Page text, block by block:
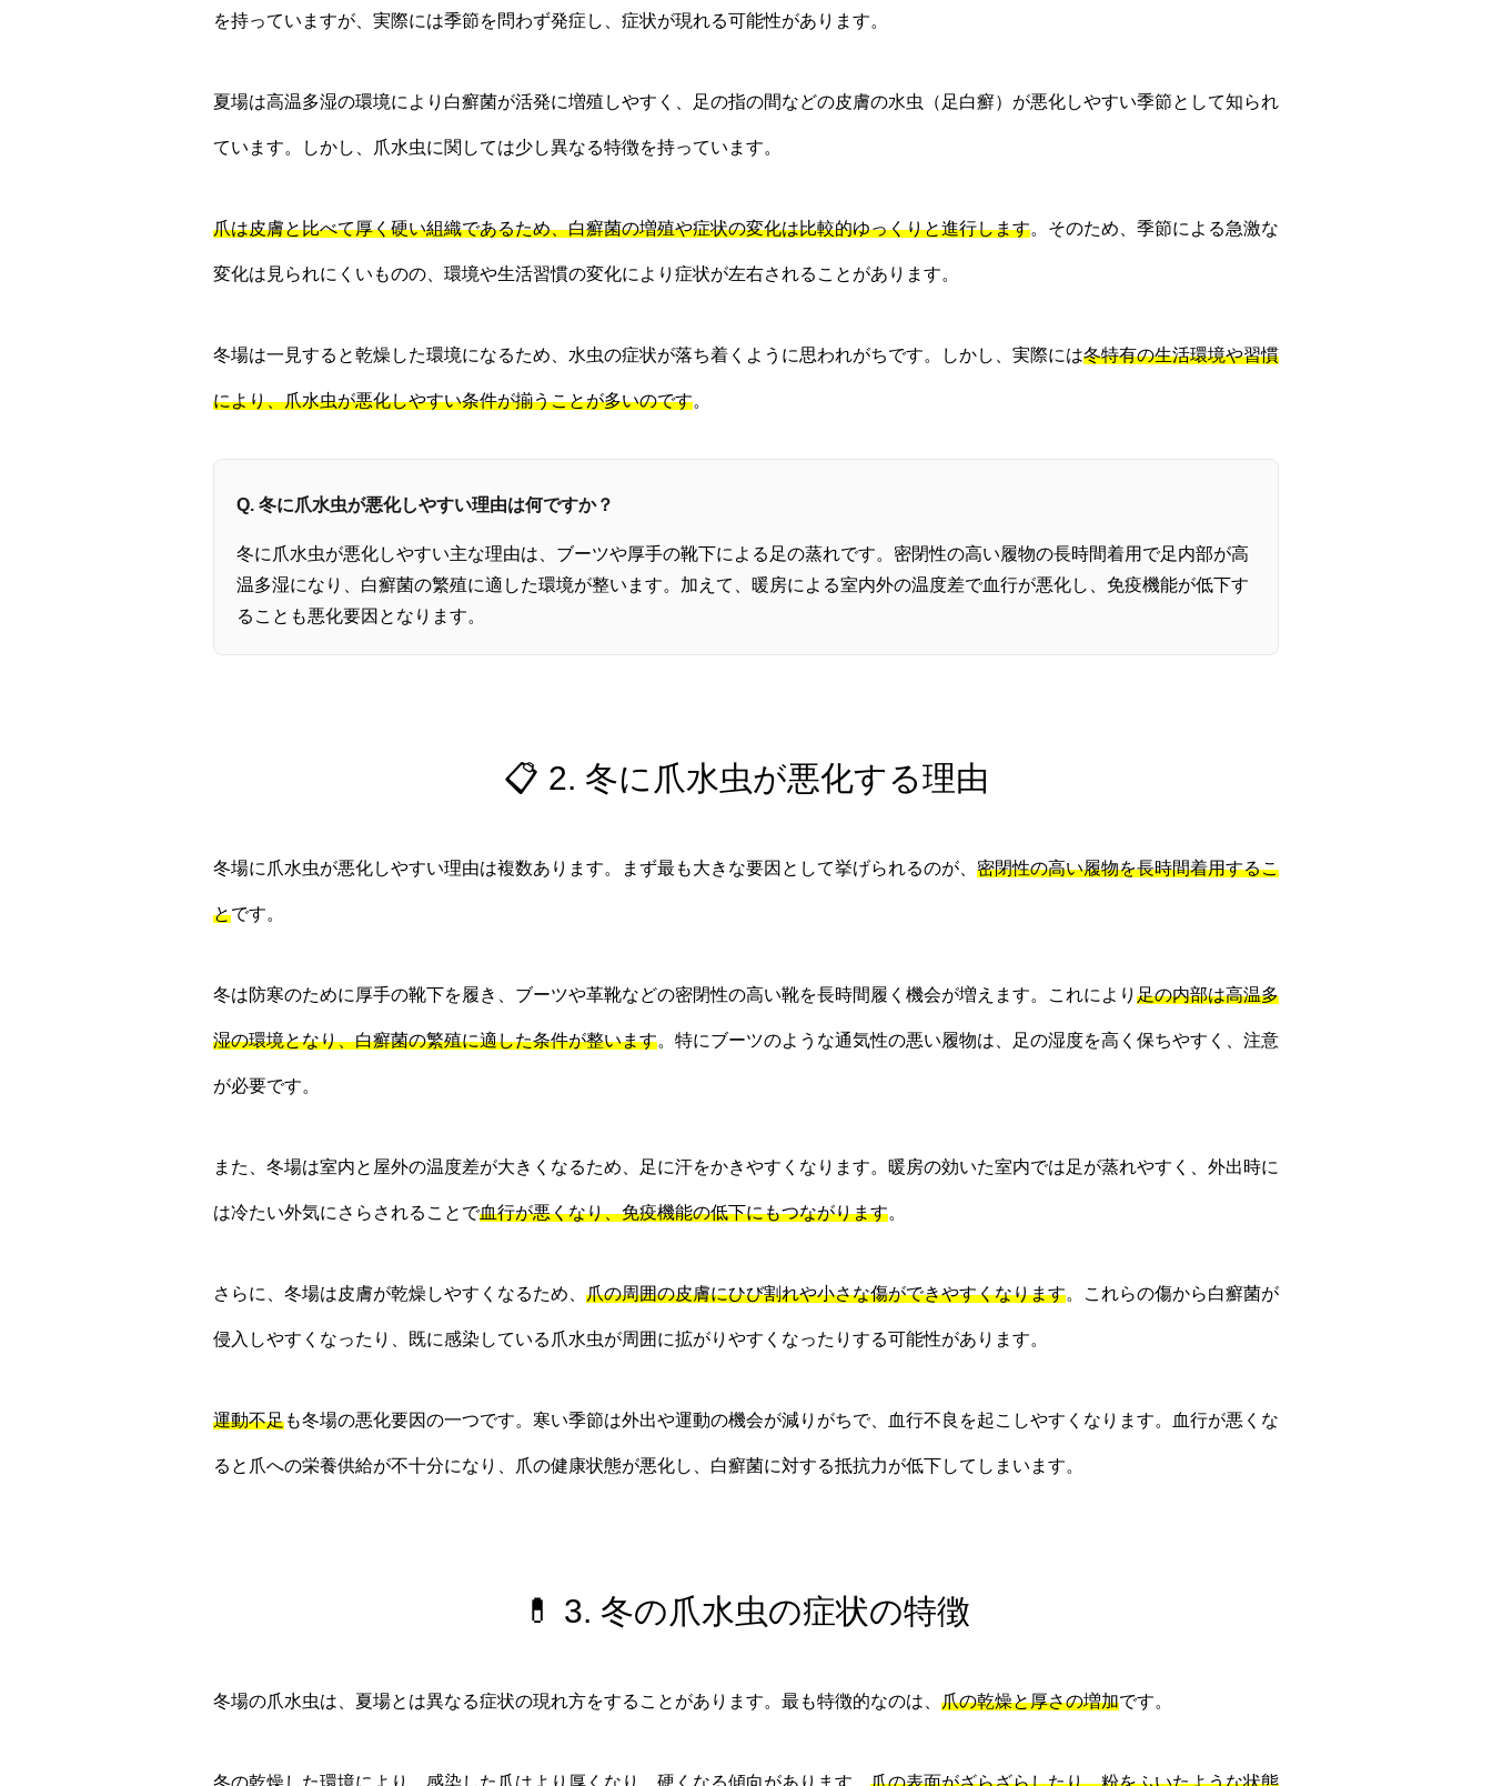
を持っていますが、実際には季節を問わず発症し、症状が現れる可能性があります。
夏場は高温多湿の環境により白癬菌が活発に増殖しやすく、足の指の間などの皮膚の水虫（足白癬）が悪化しやすい季節として知られ
ています。しかし、爪水虫に関しては少し異なる特徴を持っています。
爪は皮膚と比べて厚く硬い組織であるため、白癬菌の増殖や症状の変化は比較的ゆっくりと進行します。そのため、季節による急激な
変化は見られにくいものの、環境や生活習慣の変化により症状が左右されることがあります。
冬場は一見すると乾燥した環境になるため、水虫の症状が落ち着くように思われがちです。しかし、実際には冬特有の生活環境や習慣
により、爪水虫が悪化しやすい条件が揃うことが多いのです。
Q. 冬に爪水虫が悪化しやすい理由は何ですか？
冬に爪水虫が悪化しやすい主な理由は、ブーツや厚手の靴下による足の蒸れです。密閉性の高い履物の長時間着用で足内部が高
温多湿になり、白癬菌の繁殖に適した環境が整います。加えて、暖房による室内外の温度差で血行が悪化し、免疫機能が低下す
ることも悪化要因となります。
📋 2. 冬に爪水虫が悪化する理由
冬場に爪水虫が悪化しやすい理由は複数あります。まず最も大きな要因として挙げられるのが、 密閉性の高い履物を長時間着用するこ
とです。
冬は防寒のために厚手の靴下を履き、ブーツや革靴などの密閉性の高い靴を長時間履く機会が増えます。これにより 足の内部は高温多
湿の環境となり、白癬菌の繁殖に適した条件が整います。特にブーツのような通気性の悪い履物は、足の湿度を高く保ちやすく、注意
が必要です。
また、冬場は室内と屋外の温度差が大きくなるため、足に汗をかきやすくなります。暖房の効いた室内では足が蒸れやすく、外出時に
は冷たい外気にさらされることで血行が悪くなり、免疫機能の低下にもつながります。
さらに、冬場は皮膚が乾燥しやすくなるため、 爪の周囲の皮膚にひび割れや小さな傷ができやすくなります。これらの傷から白癬菌が
侵入しやすくなったり、既に感染している爪水虫が周囲に拡がりやすくなったりする可能性があります。
運動不足も冬場の悪化要因の一つです。寒い季節は外出や運動の機会が減りがちで、血行不良を起こしやすくなります。血行が悪くな
ると爪への栄養供給が不十分になり、爪の健康状態が悪化し、白癬菌に対する抵抗力が低下してしまいます。
💊 3. 冬の爪水虫の症状の特徴
冬場の爪水虫は、夏場とは異なる症状の現れ方をすることがあります。最も特徴的なのは、 爪の乾燥と厚さの増加です。
冬の乾燥した環境により、感染した爪はより厚くなり、硬くなる傾向があります。 爪の表面がざらざらしたり、粉をふいたような状態